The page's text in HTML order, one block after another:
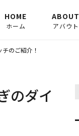
HOME
ホーム
ABOUT
アバウト
のご紹介！
のダイ